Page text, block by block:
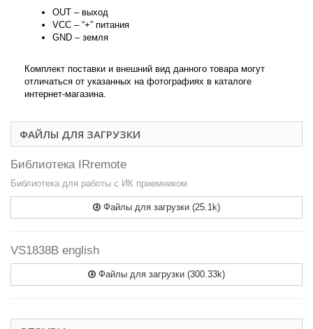
OUT – выход
VСС – “+” питания
GND – земля
Комплект поставки и внешний вид данного товара могут
отличаться от указанных на фотографиях в каталоге
интернет-магазина.
ФАЙЛЫ ДЛЯ ЗАГРУЗКИ
Библиотека IRremote
Библиотека для работы с ИК приемником
Файлы для загрузки (25.1k)
VS1838B english
Файлы для загрузки (300.33k)